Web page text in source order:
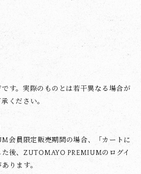
す。実際のものとは若干異なる場合が
ください。
会員限定販売期間の場合、「カートに
後、ZUTOMAYO PREMIUMのログイ
ります。